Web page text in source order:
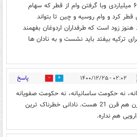
ترکیه با بدهی بیش از ۶۰۰ میلیاردی وبا گرفتن وام از قطر که سهام
کرد و وام روسیه و چین تا بتواند
زود است که طرفداران اردوغان بفهمند
ترکیه بیفتد باید نشست و به نادان ها
۰۲:۰۲ - ۱۴۰۰/۱۲/۲۵ 1 پاسخ
نه حکومت ساسانیانه، نه حکومت صفویانه
و نه حکومت افشاریان. قرن هم قرن 21 هست. نادانی خطرناک ترین
هم نداره.